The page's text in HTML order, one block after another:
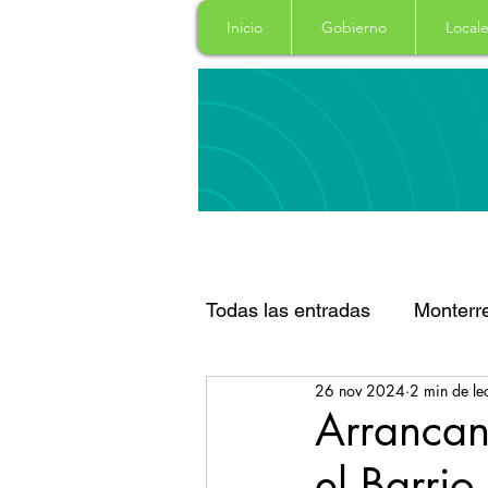
Inicio Gobierno
Todas las entradas
Santa Catarina San
26 nov 2024 2 min de